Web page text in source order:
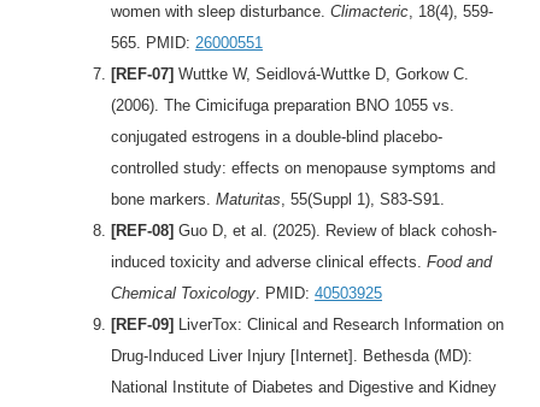
women with sleep disturbance. Climacteric , 18(4), 559-
565. PMID: 26000551
[REF-07] Wuttke W, Seidlová-Wuttke D, Gorkow C.
(2006). The Cimicifuga preparation BNO 1055 vs.
conjugated estrogens in a double-blind placebo-
controlled study: effects on menopause symptoms and
bone markers. Maturitas , 55(Suppl 1), S83-S91.
[REF-08] Guo D, et al. (2025). Review of black cohosh-
induced toxicity and adverse clinical effects. Food and
Chemical Toxicology . PMID: 40503925
[REF-09] LiverTox: Clinical and Research Information on
Drug-Induced Liver Injury [Internet]. Bethesda (MD):
National Institute of Diabetes and Digestive and Kidney